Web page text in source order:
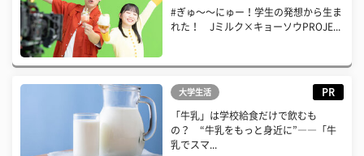
#ぎゅ〜〜にゅー！学生の発想から生ま
れた！ Jミルク×キョーソウPROJE...
大学生活 PR
「牛乳」は学校給食だけで飲むも
の？ “牛乳をもっと身近に”――「牛
乳でスマ...